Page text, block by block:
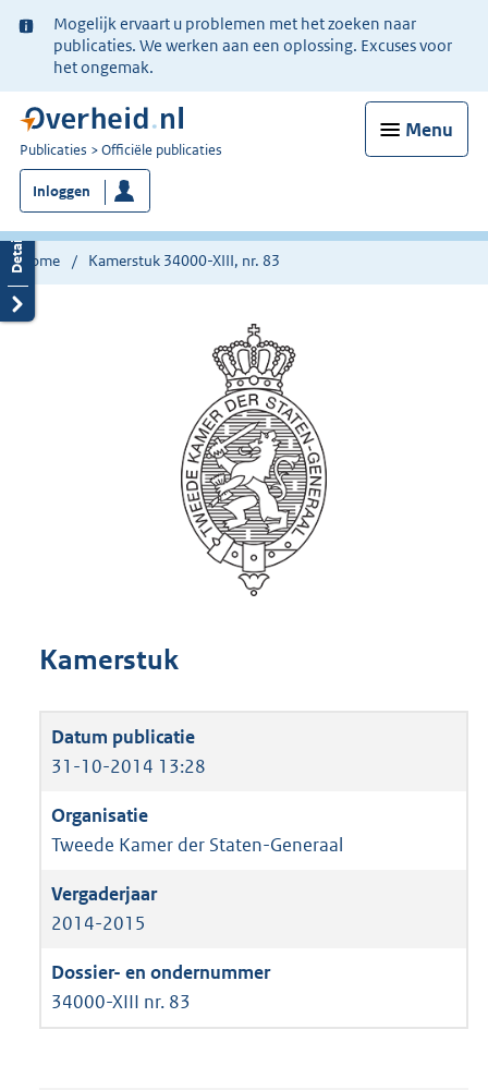
Ter
informatie:
Mogelijk ervaart u problemen met het zoeken naar
publicaties. We werken aan een oplossing. Excuses voor
het ongemak.
Menu
U
bent
nu
hier:
Publicaties Officiële publicaties
Inloggen
Home Kamerstuk 34000-XIII, nr. 83
Kamerstuk
31-10-2014 13:28
Tweede Kamer der Staten-Generaal
2014-2015
34000-XIII nr. 83